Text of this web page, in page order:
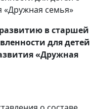
«Дружная семья»
в старшей
для детей
«Дружная